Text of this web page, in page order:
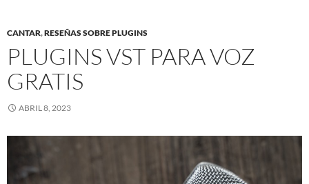
CANTAR,RESEÑAS SOBRE PLUGINS
PLUGINS VST PARA VOZ
GRATIS
ABRIL 8, 2023